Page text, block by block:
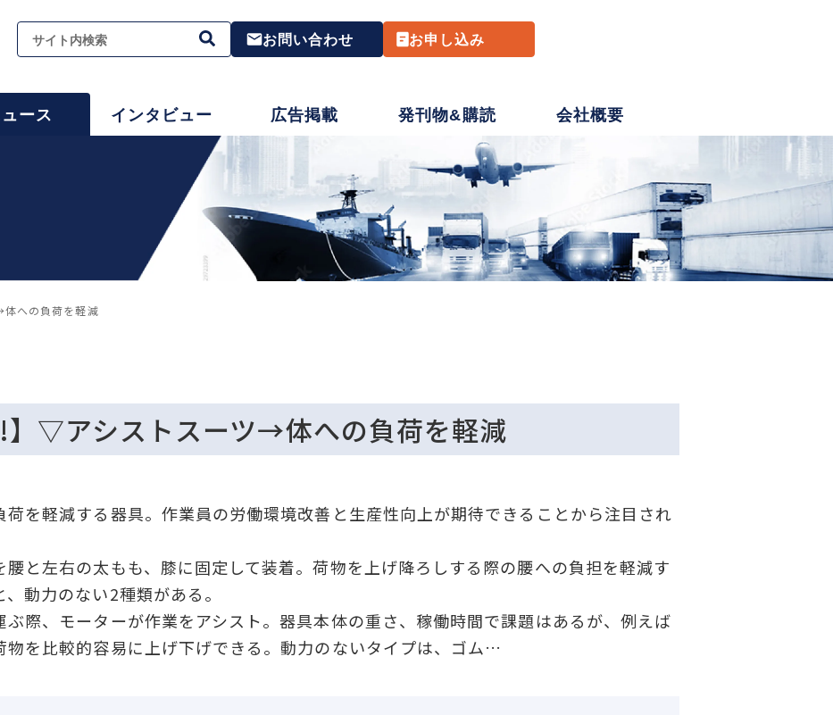
お問い合わせ お申し込み
ース インタビュー 広告掲載 発刊物&購読 会社概要
への負荷を軽減
!】▽アシストスーツ→体への負荷を軽減
を軽減する器具。作業員の労働環境改善と生産性向上が期待できることから注目され
と左右の太もも、膝に固定して装着。荷物を上げ降ろしする際の腰への負担を軽減す
動力のない2種類がある。
際、モーターが作業をアシスト。器具本体の重さ、稼働時間で課題はあるが、例えば
物を比較的容易に上げ下げできる。動力のないタイプは、ゴム…